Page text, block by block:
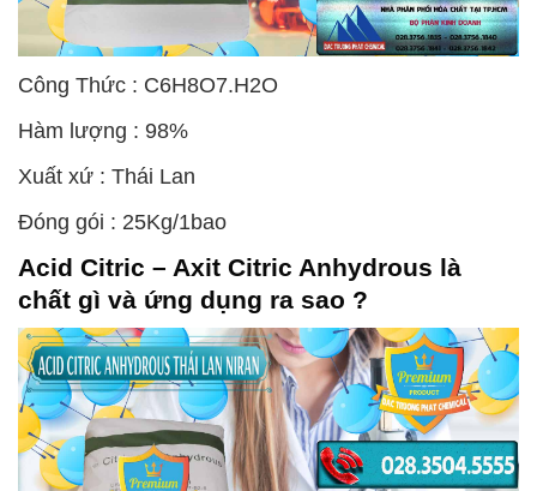
Công Thức : C6H8O7.H2O
Hàm lượng : 98%
Xuất xứ : Thái Lan
Đóng gói : 25Kg/1bao
Acid Citric – Axit Citric Anhydrous là
chất gì và ứng dụng ra sao ?